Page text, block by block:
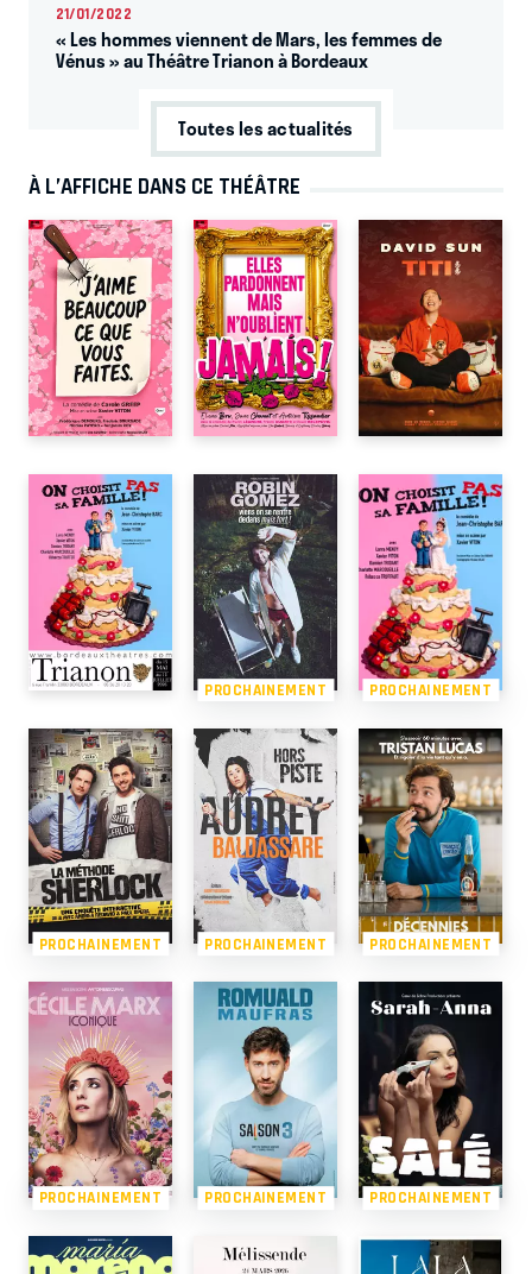
21/01/2022
« Les hommes viennent de Mars, les femmes de
Vénus » au Théâtre Trianon à Bordeaux
Toutes les actualités
À L’AFFICHE DANS CE THÉÂTRE
PROCHAINEMENT PROCHAINEMENT
PROCHAINEMENT PROCHAINEMENT PROCHAINEMENT
PROCHAINEMENT PROCHAINEMENT PROCHAINEMENT